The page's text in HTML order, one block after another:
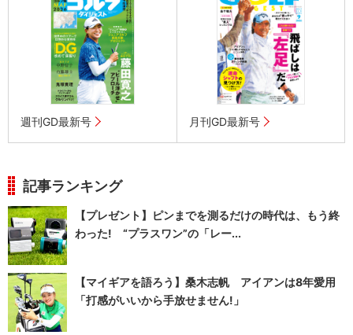
週刊GD最新号 月刊GD最新号
記事ランキング
【プレゼント】ピンまでを測るだけの時代は、もう終
わった! “プラスワン”の「レー...
【マイギアを語ろう】桑木志帆 アイアンは8年愛用
「打感がいいから手放せません!」